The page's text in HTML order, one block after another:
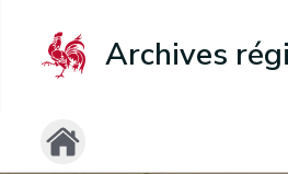
Archives